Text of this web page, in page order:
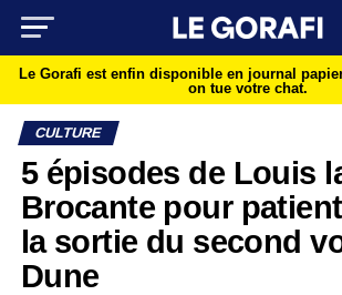
Le Gorafi est enfin disponible en journal
on tue votre chat.
CULTURE
5 épisodes de Louis
Brocante pour
la sortie du second
Dune